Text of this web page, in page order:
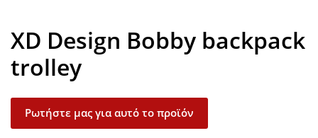
XD Design Bobby backpack
trolley
Ρωτήστε μας για αυτό το προϊόν